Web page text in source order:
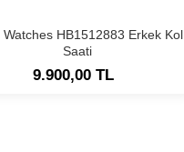
Watches HB1512883 Erkek Kol
Saati
9.900,00 TL